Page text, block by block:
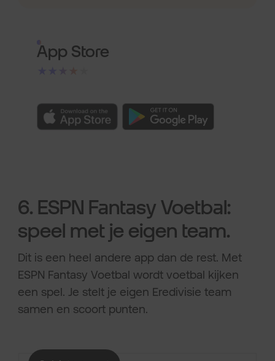
App Store
6. ESPN Fantasy Voetbal:
speel met je eigen team.
Dit is een heel andere app dan de rest. Met
ESPN Fantasy Voetbal wordt voetbal kijken
een spel. Je stelt je eigen Eredivisie team
samen en scoort punten.